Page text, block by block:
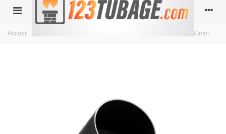
Accueil Coude 45° Ferrolux Noir Ø 150mm